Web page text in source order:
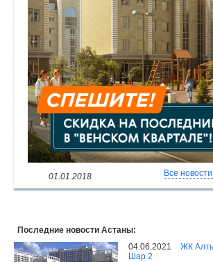
01.01.2018 Все
Последние новости Астаны:
04.06.2021
ЖК
Шар 2